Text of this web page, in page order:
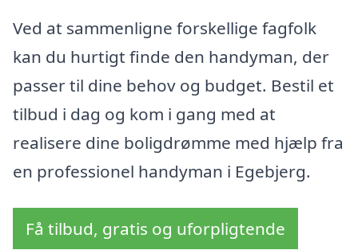
Ved at sammenligne forskellige fagfolk
kan du hurtigt finde den handyman, der
passer til dine behov og budget. Bestil et
tilbud i dag og kom i gang med at
realisere dine boligdrømme med hjælp fra
en professionel handyman i Egebjerg.
Få tilbud, gratis og uforpligtende